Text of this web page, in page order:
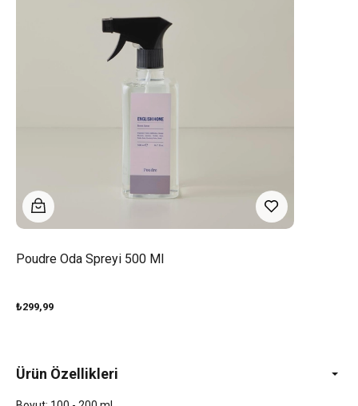
Poudre Oda Spreyi 500 Ml
₺299,99
Ürün Özellikleri